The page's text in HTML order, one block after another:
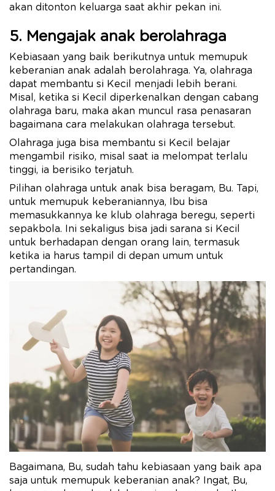
akan ditonton keluarga saat akhir pekan ini.
5. Mengajak anak berolahraga
Kebiasaan yang baik berikutnya untuk memupuk
keberanian anak adalah berolahraga. Ya, olahraga
dapat membantu si Kecil menjadi lebih berani.
Misal, ketika si Kecil diperkenalkan dengan cabang
olahraga baru, maka akan muncul rasa penasaran
bagaimana cara melakukan olahraga tersebut.
Olahraga juga bisa membantu si Kecil belajar
mengambil risiko, misal saat ia melompat terlalu
tinggi, ia berisiko terjatuh.
Pilihan olahraga untuk anak bisa beragam, Bu. Tapi,
untuk memupuk keberaniannya, Ibu bisa
memasukkannya ke klub olahraga beregu, seperti
sepakbola. Ini sekaligus bisa jadi sarana si Kecil
untuk berhadapan dengan orang lain, termasuk
ketika ia harus tampil di depan umum untuk
pertandingan.
Bagaimana, Bu, sudah tahu kebiasaan yang baik apa
saja untuk memupuk keberanian anak? Ingat, Bu,